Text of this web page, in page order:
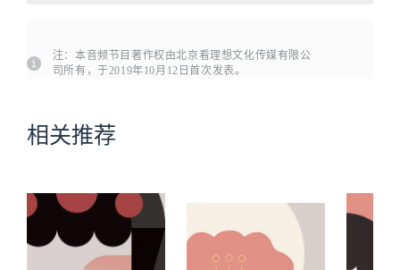
注：本音频节目著作权由北京看理想文化传媒有限公
司所有，于2019年10月12日首次发表。
相关推荐